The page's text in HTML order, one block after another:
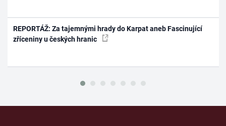
REPORTÁŽ: Za tajemnými hrady do Karpat aneb Fascinující
zříceniny u českých hranic